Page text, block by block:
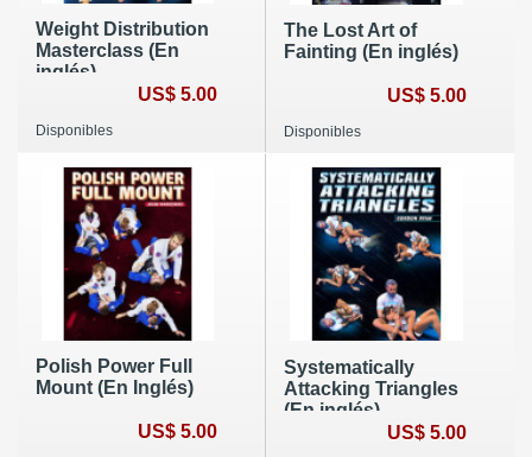
Weight Distribution
Masterclass (En
inglés)
US$ 5.00
Disponibles
The Lost Art of
Fainting (En inglés)
US$ 5.00
Disponibles
Polish Power Full
Mount (En Inglés)
US$ 5.00
Systematically
Attacking Triangles
(En inglés)
US$ 5.00